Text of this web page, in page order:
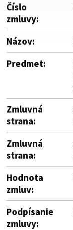
Číslo
zmluvy:
Názov:
Predmet:
Zmluvná
strana:
Zmluvná
strana:
Hodnota
zmluv:
Podpísanie
zmluvy: